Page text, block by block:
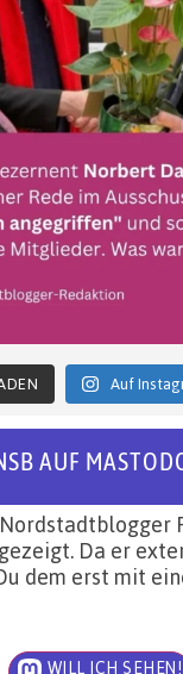
Auf
AUF
Da er
dem erst mit
WILL ICH SEHEN!